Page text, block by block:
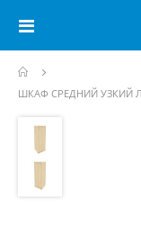
Toggle
ШКАФ СРЕДНИЙ УЗКИЙ
Пропустить
перейти
галереям
изображений